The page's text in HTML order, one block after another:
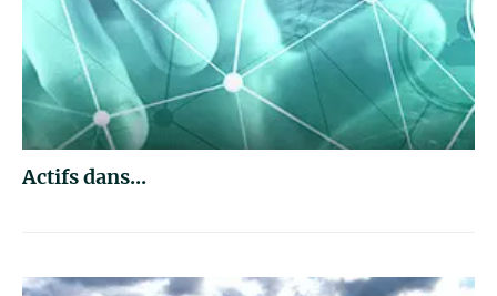
Actifs dans...